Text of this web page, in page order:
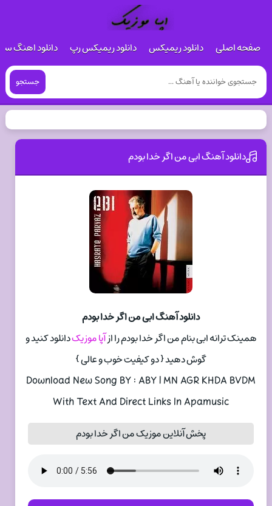
صفحه اصلی دانلود ریمیکس دانلود ریمیکس رپ دانلود اهنگ
جستجو
دانلود آهنگ ابی من اگر خدا بودم
دانلود آهنگ ابی من اگر خدا بودم
همینک ترانه ابی بنام من اگر خدا بودم را ازآپا موزیکدانلود کنید و
گوش دهید { دو کیفیت خوب و عالی }
Download New Song BY : ABY | MN AGR KHDA BVDM
With Text And Direct Links In Apamusic
پخش آنلاین موزیک من اگر خدا بودم